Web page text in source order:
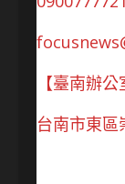
【臺南辦公
台南市東